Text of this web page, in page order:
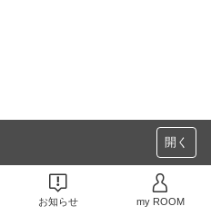
開く
お知らせ my ROOM